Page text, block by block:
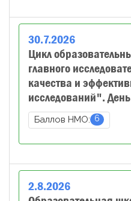
30.7.2026
Цикл
главного
качества и
исследований".
Баллов НМО: 6
2.8.2026